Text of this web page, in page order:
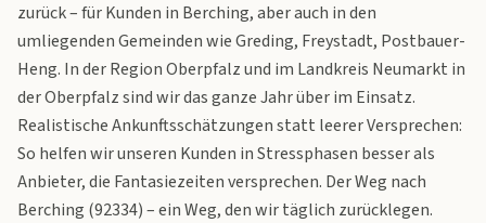
zurück – für Kunden in Berching, aber auch in den
umliegenden Gemeinden wie Greding, Freystadt, Postbauer-
Heng. In der Region Oberpfalz und im Landkreis Neumarkt in
der Oberpfalz sind wir das ganze Jahr über im Einsatz.
Realistische Ankunftsschätzungen statt leerer Versprechen:
So helfen wir unseren Kunden in Stressphasen besser als
Anbieter, die Fantasiezeiten versprechen. Der Weg nach
Berching (92334) – ein Weg, den wir täglich zurücklegen.